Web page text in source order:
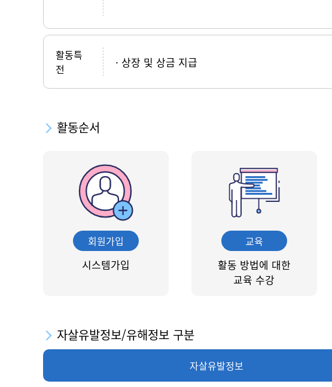
활동특
전
상장 및 상금 지급
활동순서
회원가입
시스템가입
교육
활동 방법에 대한
교육 수강
자살유발정보/유해정보 구분
자살유발정보